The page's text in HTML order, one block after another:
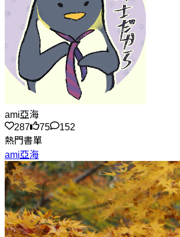
ami亞海
287
75
152
熱門書單
ami亞海